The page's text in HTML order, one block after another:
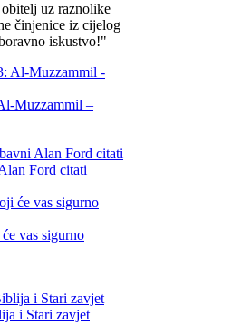
uz raznolike
činjenice iz cijelog
iskustvo!"
Muzzammil –
Ford citati
vas sigurno
i Stari zavjet